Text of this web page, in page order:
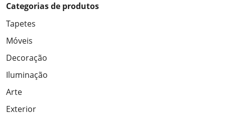
Categorias de produtos
Tapetes
Móveis
Decoração
Iluminação
Arte
Exterior